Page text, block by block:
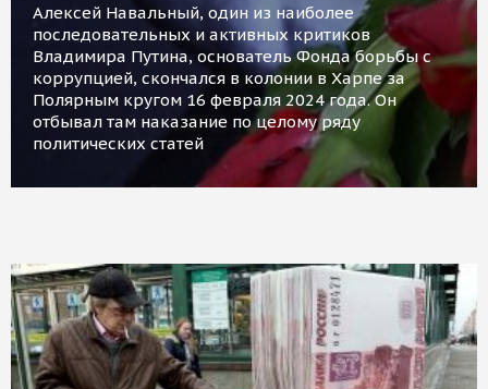
Алексей Навальный, один из наиболее
последовательных и активных критиков
Владимира Путина, основатель Фонда борьбы с
коррупцией, скончался в колонии в Харпе за
Полярным кругом 16 февраля 2024 года. Он
отбывал там наказание по целому ряду
политических статей